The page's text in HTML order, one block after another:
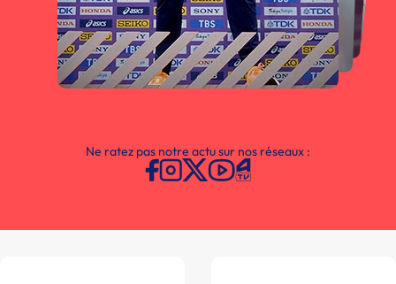
Ne ratez pas notre actu sur nos réseaux :